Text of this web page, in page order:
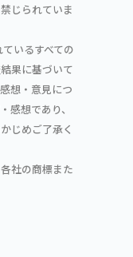
じられていま
いるすべての
果に基づいて
想・意見につ
感想であり、
じめご了承く
社の商標また